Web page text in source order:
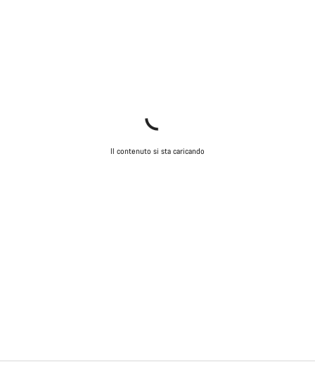
Il contenuto si sta caricando